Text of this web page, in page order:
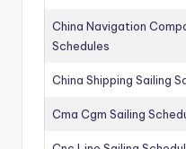
China Navigation
Schedules
China Shipping Sailing
Cma Cgm Sailing